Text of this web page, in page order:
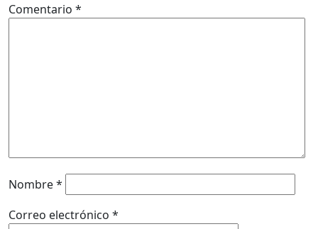
Comentario *
Nombre*
Correo electrónico *